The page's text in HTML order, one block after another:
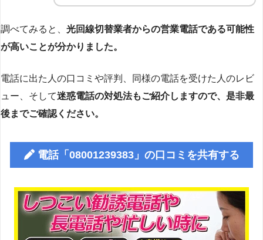
調べてみると、 光回線切替業者からの営業電話である可能性
が高いことが分かりました。
電話に出た人の口コミや評判、同様の電話を受けた人のレビ
ュー、そして迷惑電話の対処法もご紹介しますので、是非最
後までご確認ください。
電話「08001239383」の口コミを共有する